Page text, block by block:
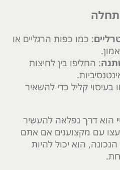
: כמו כפות הרגליים או
: החליפו בין לחיצות
בעיסוי קליל כדי להשאיר
הוא דרך נפלאה להעשיר
עם מקצוענים אם אתם
הוא יכול להיות